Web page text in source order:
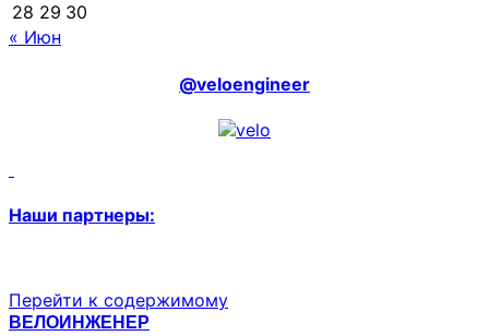
28 29 30
« Июн
@veloengineer
Наши партнеры:
Перейти к содержимому
ВЕЛОИНЖЕНЕР